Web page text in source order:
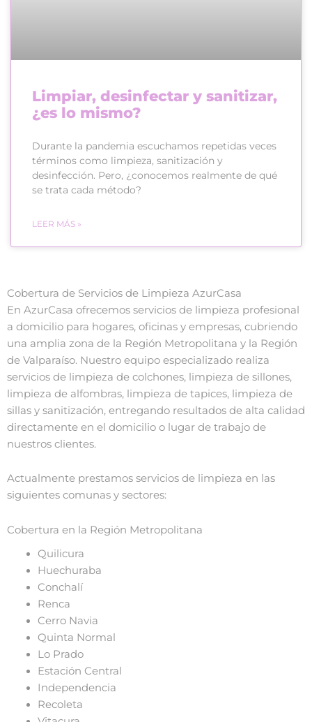
Limpiar, desinfectar y sanitizar,
¿es lo mismo?
Durante la pandemia escuchamos repetidas veces
términos como limpieza, sanitización y
desinfección. Pero, ¿conocemos realmente de qué
se trata cada método?
LEER MÁS »
Cobertura de Servicios de Limpieza AzurCasa
En AzurCasa ofrecemos servicios de limpieza profesional
a domicilio para hogares, oficinas y empresas, cubriendo
una amplia zona de la Región Metropolitana y la Región
de Valparaíso. Nuestro equipo especializado realiza
servicios de limpieza de colchones, limpieza de sillones,
limpieza de alfombras, limpieza de tapices, limpieza de
sillas y sanitización, entregando resultados de alta calidad
directamente en el domicilio o lugar de trabajo de
nuestros clientes.
Actualmente prestamos servicios de limpieza en las
siguientes comunas y sectores:
Cobertura en la Región Metropolitana
Quilicura
Huechuraba
Conchalí
Renca
Cerro Navia
Quinta Normal
Lo Prado
Estación Central
Independencia
Recoleta